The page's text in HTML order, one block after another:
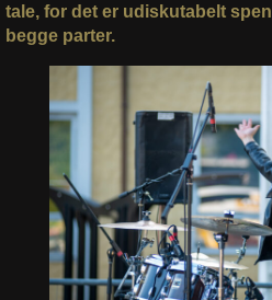
tale, for det er udiskutabelt
begge parter.